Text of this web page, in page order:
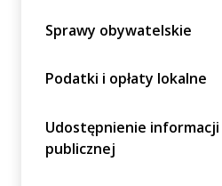
Sprawy obywatelskie
Podatki i opłaty lokalne
Udostępnienie informacji
publicznej